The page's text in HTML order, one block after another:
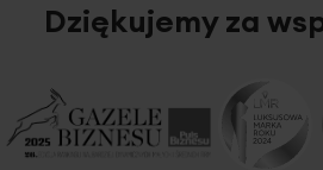
Dziękujemy za